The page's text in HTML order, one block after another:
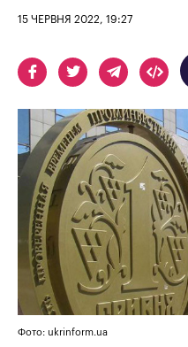
15 ЧЕРВНЯ 2022, 19:27
Фото: ukrinform.ua